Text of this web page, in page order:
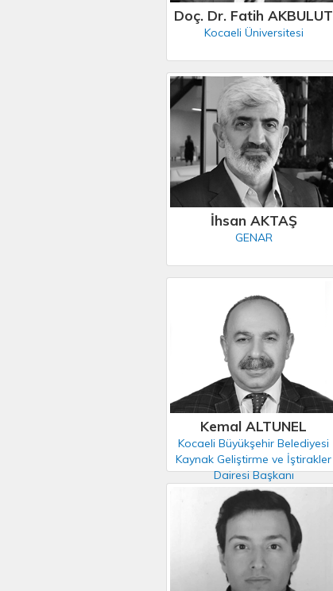
Doç. Dr. Fatih AKBULUT
Kocaeli Üniversitesi
İhsan AKTAŞ
GENAR
Kemal ALTUNEL
Kocaeli Büyükşehir Belediyesi
Kaynak Geliştirme ve İştirakler
Dairesi Başkanı